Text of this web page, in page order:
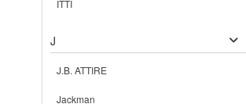
ITTI
J
J.B. ATTIRE
Jackman